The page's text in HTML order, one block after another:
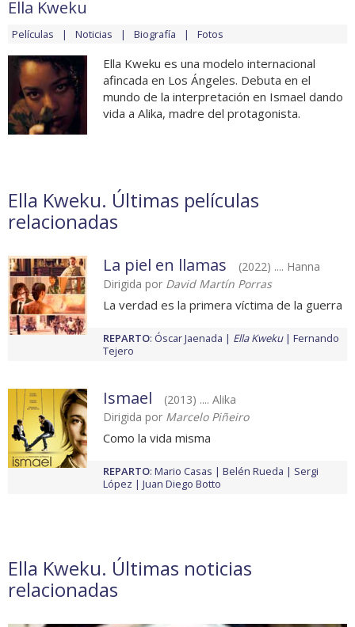
Ella Kweku
Películas Noticias Biografía Fotos
Ella Kweku es una modelo internacional
afincada en Los Ángeles. Debuta en el
mundo de la interpretación en Ismael dando
vida a Alika, madre del protagonista.
Ella Kweku. Últimas películas
relacionadas
La piel en llamas
(2022) .... Hanna
Dirigida por David Martín Porras
La verdad es la primera víctima de la guerra
REPARTO: Óscar Jaenada Ella Kweku
Fernando
Tejero
Ismael
(2013) .... Alika
Dirigida por Marcelo Piñeiro
Como la vida misma
REPARTO: Mario Casas Belén Rueda
Sergi
López
Juan Diego Botto
Ella Kweku. Últimas noticias
relacionadas